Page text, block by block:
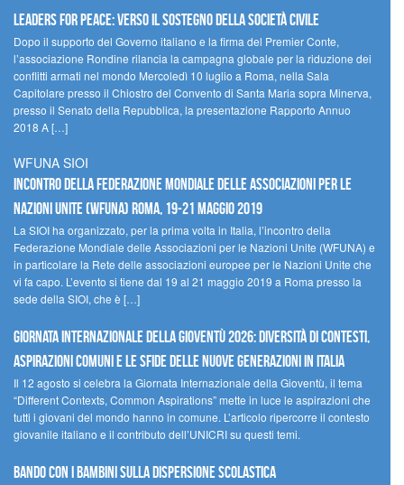
Leaders for peace: verso il sostegno della società civile
Dopo il supporto del Governo italiano e la firma del Premier Conte,
l’associazione Rondine rilancia la campagna globale per la riduzione dei
conflitti armati nel mondo Mercoledì 10 luglio a Roma, nella Sala
Capitolare presso il Chiostro del Convento di Santa Maria sopra Minerva,
presso il Senato della Repubblica, la presentazione Rapporto Annuo
2018 A […]
WFUNA SIOI
Incontro della Federazione Mondiale delle Associazioni per le
Nazioni Unite (WFUNA) Roma, 19-21 maggio 2019
La SIOI ha organizzato, per la prima volta in Italia, l’incontro della
Federazione Mondiale delle Associazioni per le Nazioni Unite (WFUNA) e
in particolare la Rete delle associazioni europee per le Nazioni Unite che
vi fa capo. L’evento si tiene dal 19 al 21 maggio 2019 a Roma presso la
sede della SIOI, che è […]
GIORNATA INTERNAZIONALE DELLA GIOVENTÙ 2026: DIVERSITÀ DI CONTESTI,
ASPIRAZIONI COMUNI E LE SFIDE DELLE NUOVE GENERAZIONI IN ITALIA
Il 12 agosto si celebra la Giornata Internazionale della Gioventù, il tema
“Different Contexts, Common Aspirations” mette in luce le aspirazioni che
tutti i giovani del mondo hanno in comune. L’articolo ripercorre il contesto
giovanile italiano e il contributo dell’UNICRI su questi temi.
Bando Con i Bambini sulla dispersione scolastica